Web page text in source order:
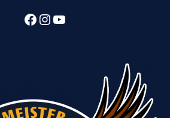
sichert
2.
Tabellenplatz
in
Facebook
Instagram
YouTube